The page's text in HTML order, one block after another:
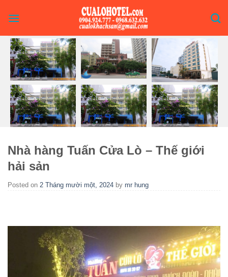
Nhà hàng Tuấn Cửa Lò – Thế giới
hải sản
Posted on 2 Tháng mười một, 2024 by mr hung